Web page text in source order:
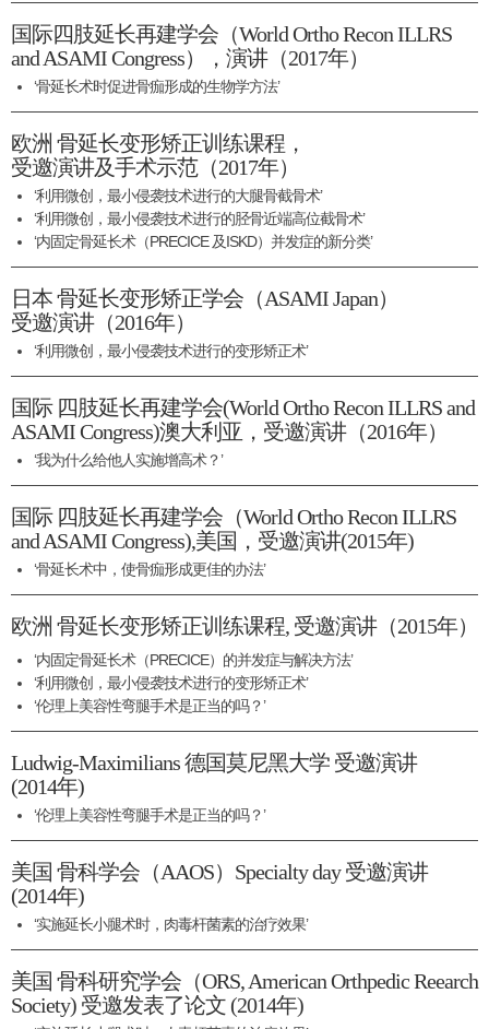
国际四肢延长再建学会（World Ortho Recon ILLRS
and ASAMI Congress），演讲（2017年）
‘骨延长术时促进骨痂形成的生物学方法’
欧洲 骨延长变形矫正训练课程，
受邀演讲及手术示范（2017年）
‘利用微创，最小侵袭技术进行的大腿骨截骨术’
‘利用微创，最小侵袭技术进行的胫骨近端高位截骨术’
‘内固定骨延长术（PRECICE 及ISKD）并发症的新分类’
日本 骨延长变形矫正学会（ASAMI Japan）
受邀演讲（2016年）
‘利用微创，最小侵袭技术进行的变形矫正术’
国际 四肢延长再建学会(World Ortho Recon ILLRS and
ASAMI Congress)澳大利亚，受邀演讲（2016年）
‘我为什么给他人实施增高术？’
国际 四肢延长再建学会（World Ortho Recon ILLRS
and ASAMI Congress),美国，受邀演讲(2015年)
‘骨延长术中，使骨痂形成更佳的办法’
欧洲 骨延长变形矫正训练课程, 受邀演讲（2015年）
‘内固定骨延长术（PRECICE）的并发症与解决方法’
‘利用微创，最小侵袭技术进行的变形矫正术’
‘伦理上美容性弯腿手术是正当的吗？’
Ludwig-Maximilians 德国莫尼黑大学 受邀演讲
(2014年)
‘伦理上美容性弯腿手术是正当的吗？’
美国 骨科学会（AAOS）Specialty day 受邀演讲
(2014年)
‘实施延长小腿术时，肉毒杆菌素的治疗效果’
美国 骨科研究学会（ORS, American Orthpedic Reearch
Society) 受邀发表了论文 (2014年)